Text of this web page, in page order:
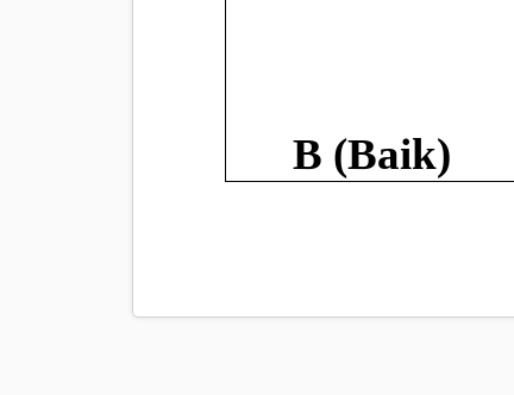
B (Baik)